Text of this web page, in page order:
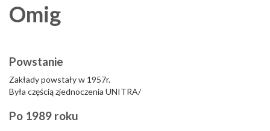
Omig
Powstanie
Zakłady powstały w 1957r.
Była częścią zjednoczenia UNITRA/
Po 1989 roku